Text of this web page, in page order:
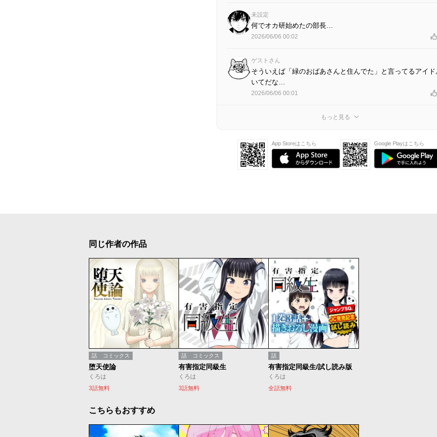
未設定
何でオカ研始めたの部長…
2026/06/06 00:02
ゲストさん
そういえば「緑のおばあさんと住んでた」と言ってるアイド
いてだな…
2026/06/06 00:01
もっと見る
App Storeはこちら Google Playはこちら
同じ作者の作品
話 コミックス
堕天使論
くろは
3話無料
話 コミックス
有害指定同級生
くろは
3話無料
話
有害指定同級生/試し読み版
くろは
全話無料
こちらもおすすめ